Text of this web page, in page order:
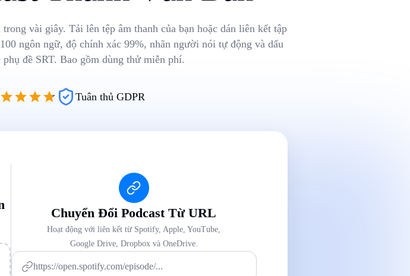
vài giây. Tải lên tệp âm thanh của bạn hoặc dán liên kết tập
ngôn ngữ, độ chính xác 99%, nhãn người nói tự động và dấu
đề SRT. Bao gồm dùng thử miễn phí.
Tuân thủ GDPR
Chuyển Đổi Podcast Từ URL
Hoạt động với liên kết từ Spotify, Apple, YouTube,
Google Drive, Dropbox và OneDrive.